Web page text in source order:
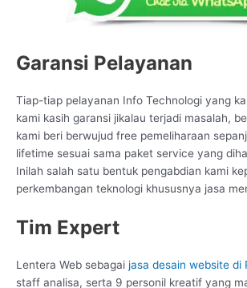
Garansi Pelayanan
Tiap-tiap pelayanan Info Technologi yang
kami kasih garansi jikalau terjadi masalah,
kami beri berwujud free pemeliharaan
lifetime sesuai sama paket service yang
Inilah salah satu bentuk pengabdian kami
perkembangan teknologi khususnya jasa
Tim Expert
Lentera Web sebagai jasa desain website di
staff analisa, serta 9 personil kreatif yang